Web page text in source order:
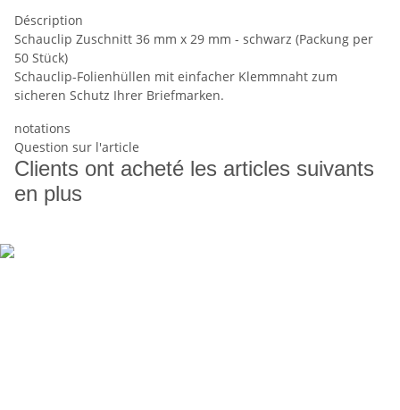
Déscription
Schauclip Zuschnitt 36 mm x 29 mm - schwarz (Packung per
50 Stück)
Schauclip-Folienhüllen mit einfacher Klemmnaht zum
sicheren Schutz Ihrer Briefmarken.
notations
Question sur l'article
Clients ont acheté les articles suivants
en plus